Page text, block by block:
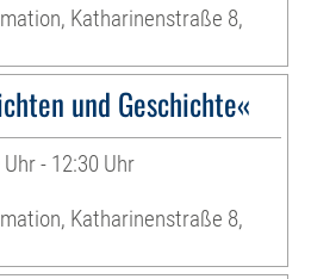
Katharinenstraße 8,
und Geschichte«
- 12:30 Uhr
Katharinenstraße 8,